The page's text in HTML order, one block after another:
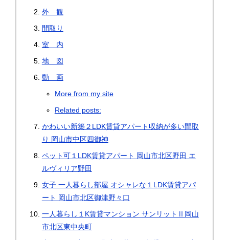
外 観
間取り
室 内
地 図
動 画
More from my site
Related posts:
かわいい新築２LDK賃貸アパート収納が多い間取
り 岡山市中区四御神
ペット可１LDK賃貸アパート 岡山市北区野田 エ
ルヴィリア野田
女子 一人暮らし部屋 オシャレな１LDK賃貸アパ
ート 岡山市北区御津野々口
一人暮らし１K賃貸マンション サンリットⅡ岡山
市北区東中央町